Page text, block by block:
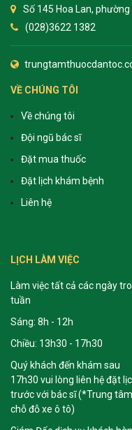
Số 145 Hoa Lan, phường
(028)3622 1382
VỀ CHÚNG TÔI
Về chúng tôi
Đội ngũ bác sĩ
Đặt mua thuốc
Đặt lịch khám bệnh
Liên hệ
LỊCH LÀM VIỆC
Làm việc tất cả các ngày
tuần
Sáng: 8h - 12h
Chiều: 13h30 - 17h30
Quý khách đến khám sau
17h30 vui lòng liên hệ đặt
trước với bác sĩ (*Trung
chỗ đỗ xe ô tô)